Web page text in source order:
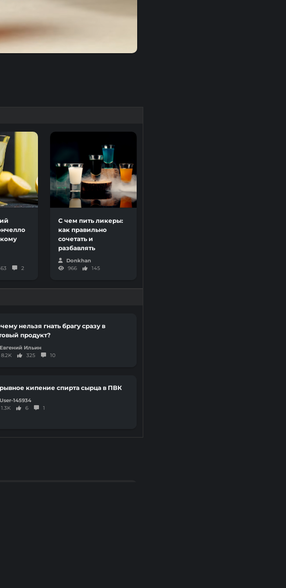
2
С чем пить ликеры:
как правильно
сочетать и
разбавлять
Donkhan
966
145
нельзя гнать брагу сразу в
продукт?
Евгений Ильин
8.2K
325 10
кипение спирта сырца в ПВК
User-145934
1.3K
6 1